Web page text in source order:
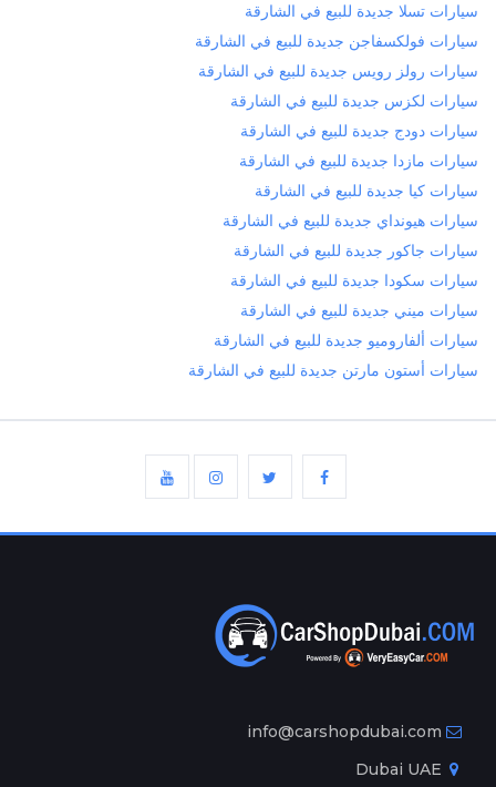
سيارات تسلا جديدة للبيع في الشارقة
سيارات فولكسفاجن جديدة للبيع في الشارقة
سيارات رولز رويس جديدة للبيع في الشارقة
سيارات لكزس جديدة للبيع في الشارقة
سيارات دودج جديدة للبيع في الشارقة
سيارات مازدا جديدة للبيع في الشارقة
سيارات كيا جديدة للبيع في الشارقة
سيارات هيونداي جديدة للبيع في الشارقة
سيارات جاكور جديدة للبيع في الشارقة
سيارات سكودا جديدة للبيع في الشارقة
سيارات ميني جديدة للبيع في الشارقة
سيارات ألفاروميو جديدة للبيع في الشارقة
سيارات أستون مارتن جديدة للبيع في الشارقة
info@carshopdubai.com